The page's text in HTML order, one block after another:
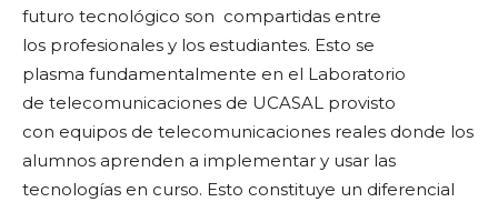
futuro tecnológico son compartidas entre
los profesionales y los estudiantes. Esto se
plasma fundamentalmente en el Laboratorio
de telecomunicaciones de UCASAL provisto
con equipos de telecomunicaciones reales donde los
alumnos aprenden a implementar y usar las
tecnologías en curso. Esto constituye un diferencial